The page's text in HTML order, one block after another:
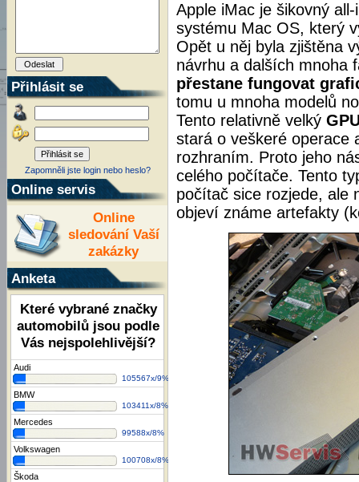
Přihlásit se
Zapomněli jste login nebo heslo?
Online servis
Online
sledování Vaší
zakázky
Anketa
Které vybrané značky
automobilů jsou podle
Vás nejspolehlivější?
Audi
105567x/9%
BMW
103411x/8%
Mercedes
99588x/8%
Volkswagen
100708x/8%
Škoda
Apple iMac je šikovný
systému Mac OS, který
Opět u něj byla zjištěna
návrhu a dalších mnoha
přestane fungovat
tomu u mnoha modelů
Tento relativně velký
stará o veškeré operace
rozhraním. Proto jeho
celého počítače. Tento
počítač sice rozjede, ale
objeví známe artefakty